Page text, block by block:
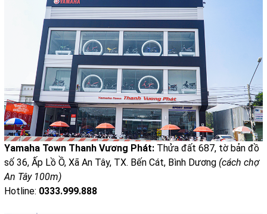
Yamaha Town Thanh Vương Phát: Thửa đất 687, tờ bản đồ
số 36, Ấp Lồ Ồ, Xã An Tây, TX. Bến Cát, Bình Dương (cách chợ
An Tây 100m)
Hotline: 0333.999.888